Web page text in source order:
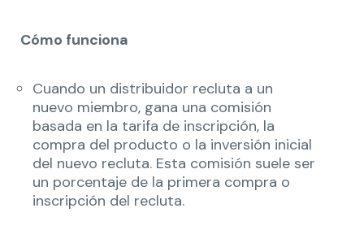
Cómo funciona
Cuando un distribuidor recluta a un
nuevo miembro, gana una comisión
basada en la tarifa de inscripción, la
compra del producto o la inversión inicial
del nuevo recluta. Esta comisión suele ser
un porcentaje de la primera compra o
inscripción del recluta.